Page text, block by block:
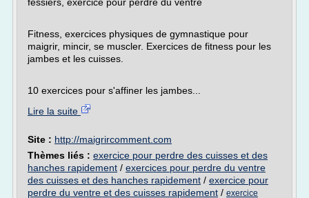
Fitness, exercices physiques de gymnastique pour
maigrir, mincir, se muscler. Exercices de fitness pour les
jambes et les cuisses.
10 exercices pour s'affiner les jambes...
Lire la suite
Site : http://maigrircomment.com
Thèmes liés : exercice pour perdre des cuisses et des
hanches rapidement / exercices pour perdre du ventre
des cuisses et des hanches rapidement / exercice pour
perdre du ventre et des cuisses rapidement / exercice